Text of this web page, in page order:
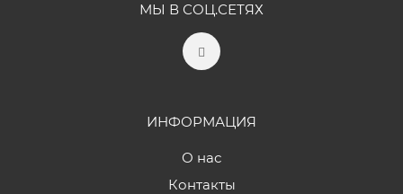
МЫ В СОЦ.СЕТЯХ
ИНФОРМАЦИЯ
О нас
Контакты